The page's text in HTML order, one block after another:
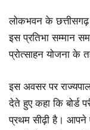
लोकभवन के छत्तीसगढ़
इस प्रतिभा सम्मान
प्रोत्साहन योजना के
इस अवसर पर
देते हुए कहा कि बोर्ड
प्रथम सीढ़ी है। आपने